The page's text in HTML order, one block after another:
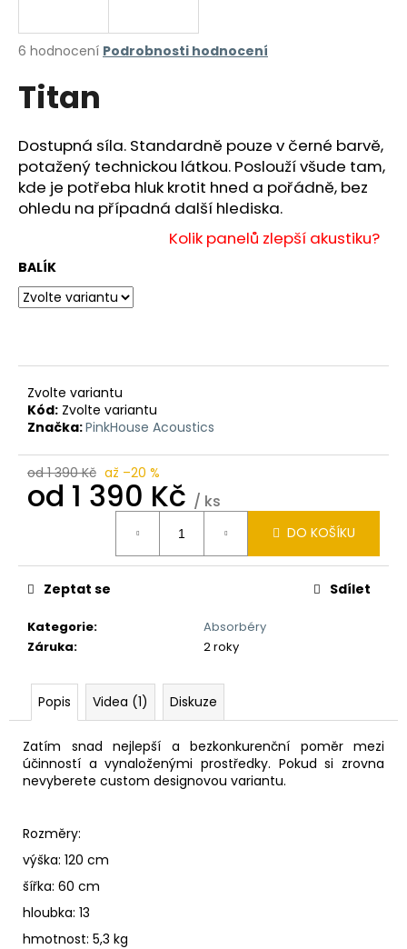
Průměrné
produktu
z
5
hvězdiček.
6 hodnocení Podrobnosti hodnocení
Titan
Dostupná síla. Standardně pouze v černé barvě,
potažený technickou látkou. Poslouží všude tam,
kde je potřeba hluk krotit hned a pořádně, bez
ohledu na případná další hlediska.
Kolik panelů zlepší akustiku?
BALÍK
Zvolte variantu
Kód: Zvolte variantu
Značka:PinkHouse Acoustics
od 1 390 Kč až –20 %
od 1 390 Kč / ks
DO KOŠÍKU
Kategorie:
Absorbéry
Záruka: 2 roky
Zeptat se Sdílet
Popis Videa (1) Diskuze
Zatím snad nejlepší a bezkonkurenční poměr mezi
účinností a vynaloženými prostředky. Pokud si zrovna
nevyberete custom designovou variantu.
Rozměry:
výška: 120 cm
šířka: 60 cm
hloubka: 13
hmotnost: 5,3 kg
j
t
?
HLEDAT
D
o
r
u
č
u
j
e
m
e